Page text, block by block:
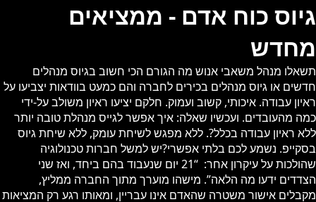
גיוס כוח אדם - ממציאים
מחדש
תשאלו מנהל משאבי אנוש מה הגורם הכי חשוב בגיוס מנהלים
חדשים או גיוס מנהלים בכירים לחברה והם כמעט בוודאות יצביעו על
ראיון עבודה. איכותי, קשוב ועמוק. חלקם יציעו ראיון משולב על-ידי
כמה מהעובדים. ועכשיו שאלה: איך אפשר לגייס מנהלת טובה יותר
ללא ראיון עבודה בכלל?. ללא מפגש לשיחת עומק, ללא שיחת גיוס
בסקייפ. נשמע לכם בלתי אפשרי?יש למשל חברות טכנולוגיה
שהולכות על עיקרון אחר: “21 יום שנעבוד בהם ביחד, ואז שני
הצדדים ידעו מה הלאה”. מישהו מוערך מתוך החברה ממליץ,
מקבלים אישור משטרה שהאדם אינו עבריין, ומאותו רגע רק המציאות